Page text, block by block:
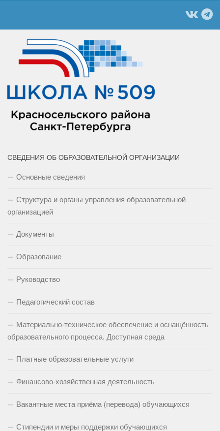
СВЕДЕНИЯ ОБ ОБРАЗОВАТЕЛЬНОЙ ОРГАНИЗАЦИИ
Основные сведения
Структура и органы управления образовательной
организацией
Документы
Образование
Руководство
Педагогический состав
Материально-техническое обеспечение и оснащённость
образовательного процесса. Доступная среда
Платные образовательные услуги
Финансово-хозяйственная деятельность
Вакантные места приёма (перевода) обучающихся
Стипендии и меры поддержки обучающихся